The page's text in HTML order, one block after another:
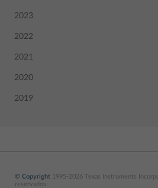
2023
2022
2021
2020
2019
© Copyright 1995-2026 Texas Instruments
reservados.